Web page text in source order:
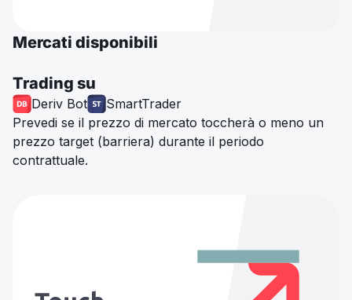
Mercati disponibili
Trading su
Deriv Bot
SmartTrader
Prevedi se il prezzo di mercato toccherà o meno un
prezzo target (barriera) durante il periodo
contrattuale.